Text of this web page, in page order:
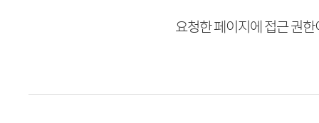
요청한 페이지에 접근 권